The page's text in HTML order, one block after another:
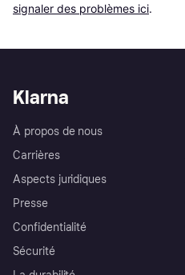
signaler des problèmes ici.
Klarna
À propos de nous
Carrières
Aspects juridiques
Presse
Confidentialité
Sécurité